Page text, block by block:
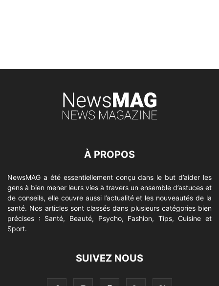
À PROPOS
NewsMAG a été essentiellement conçu dans le but d’aider les
gens à bien mener leurs vies à travers un ensemble d’astuces et
de conseils, elle couvre aussi l’actualité et les nouveautés de la
santé. Nos articles sont classés dans plusieurs catégories bien
précises : Santé, Beauté, Psycho, Fashion, Tips, Cuisine et
Sport.
SUIVEZ NOUS